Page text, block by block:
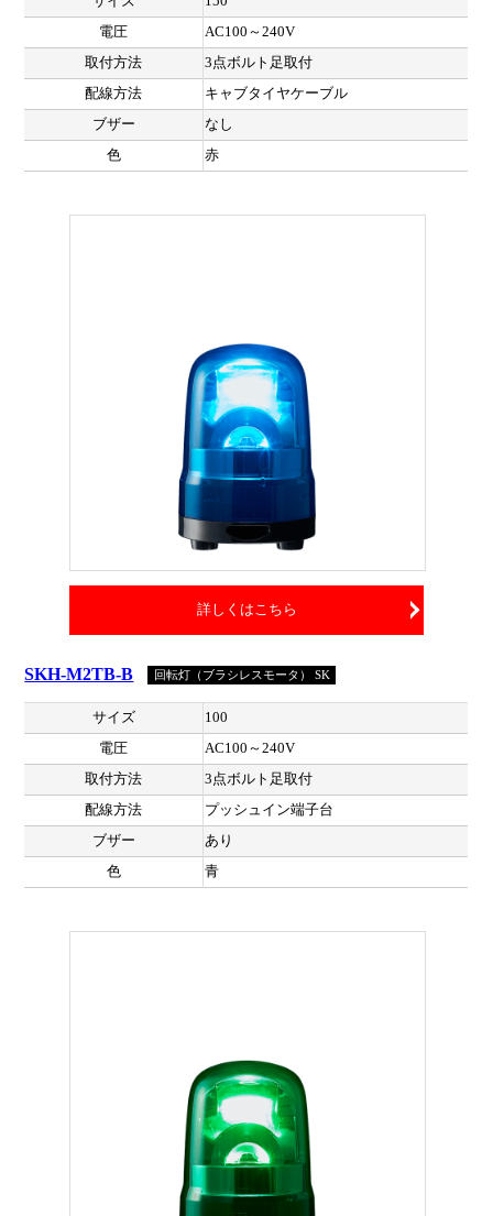
電圧
AC100～240V
取付方法
3点ボルト足取付
配線方法
キャブタイヤケーブル
ブザー
なし
色
赤
詳しくはこちら
SKH-M2TB-B 回転灯（ブラシレスモータ） SK
サイズ
100
電圧
AC100～240V
取付方法
3点ボルト足取付
配線方法
プッシュイン端子台
ブザー
あり
色
青